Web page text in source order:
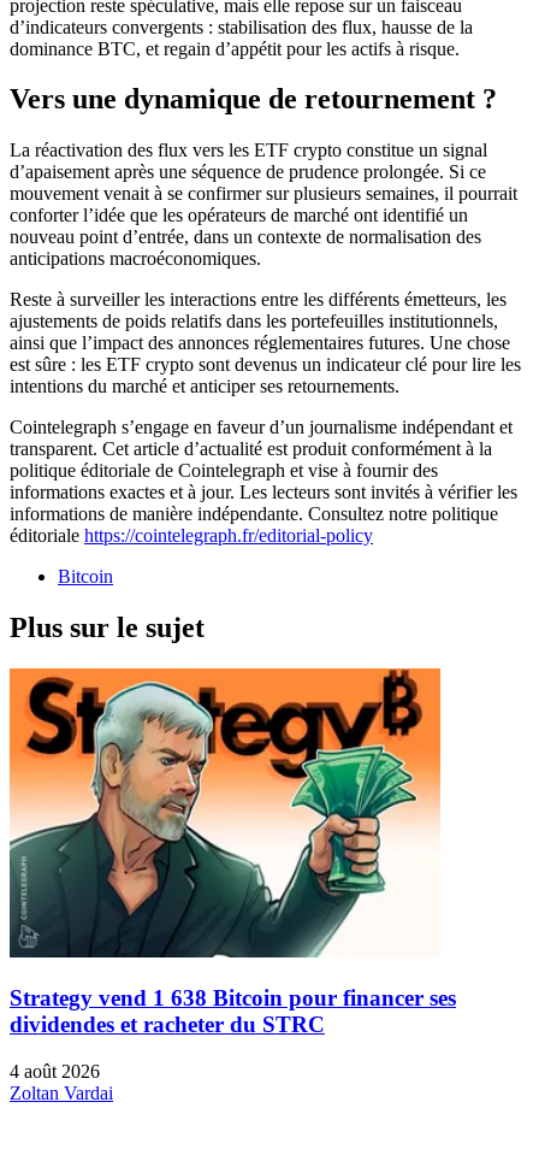
projection reste spéculative, mais elle repose sur un faisceau
d’indicateurs convergents : stabilisation des flux, hausse de la
dominance BTC, et regain d’appétit pour les actifs à risque.
Vers une dynamique de retournement ?
La réactivation des flux vers les ETF crypto constitue un signal
d’apaisement après une séquence de prudence prolongée. Si ce
mouvement venait à se confirmer sur plusieurs semaines, il pourrait
conforter l’idée que les opérateurs de marché ont identifié un
nouveau point d’entrée, dans un contexte de normalisation des
anticipations macroéconomiques.
Reste à surveiller les interactions entre les différents émetteurs, les
ajustements de poids relatifs dans les portefeuilles institutionnels,
ainsi que l’impact des annonces réglementaires futures. Une chose
est sûre : les ETF crypto sont devenus un indicateur clé pour lire les
intentions du marché et anticiper ses retournements.
Cointelegraph s’engage en faveur d’un journalisme indépendant et
transparent. Cet article d’actualité est produit conformément à la
politique éditoriale de Cointelegraph et vise à fournir des
informations exactes et à jour. Les lecteurs sont invités à vérifier les
informations de manière indépendante. Consultez notre politique
éditoriale https://cointelegraph.fr/editorial-policy
Bitcoin
Plus sur le sujet
Strategy vend 1 638 Bitcoin pour financer ses
dividendes et racheter du STRC
4 août 2026
Zoltan Vardai